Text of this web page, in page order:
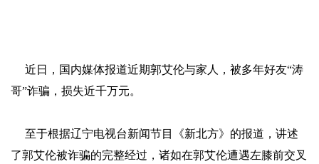
近日，国内媒体报道近期郭艾伦与家人，被多年好友“涛
哥”诈骗，损失近千万元。
至于根据辽宁电视台新闻节目《新北方》的报道，讲述
了郭艾伦被诈骗的完整经过，诸如在郭艾伦遭遇左膝前交叉